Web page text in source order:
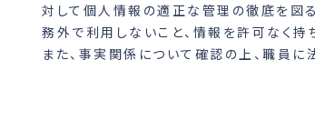
対して個人情報の適正な管理の徹底を図
務外で利用しないこと、情報を許可なく持
また、事実関係について確認の上、職員